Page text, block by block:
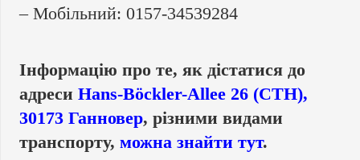
– Мобільний: 0157-34539284
Інформацію про те, як дістатися до
адреси Hans-Böckler-Allee 26 (CTH),
30173 Ганновер, різними видами
транспорту, можна знайти тут.